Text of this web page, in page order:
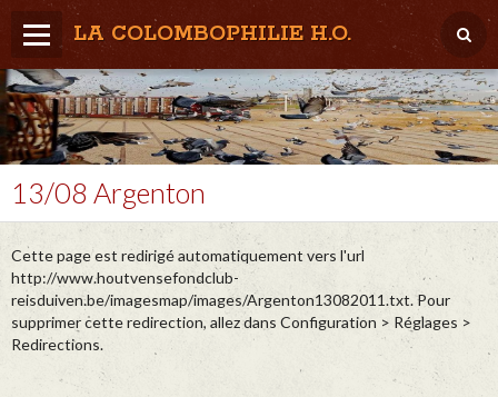
LA COLOMBOPHILIE H.O.
Home
Météo / Het weer
Lâcher / Los
Result. clubs, Provincial, (Inter)National
RFCB / KBDB
13/08 Argenton
Cette page est redirigé automatiquement vers l'url
http://www.houtvensefondclub-
reisduiven.be/imagesmap/images/Argenton13082011.txt. Pour
supprimer cette redirection, allez dans Configuration > Réglages >
Redirections.